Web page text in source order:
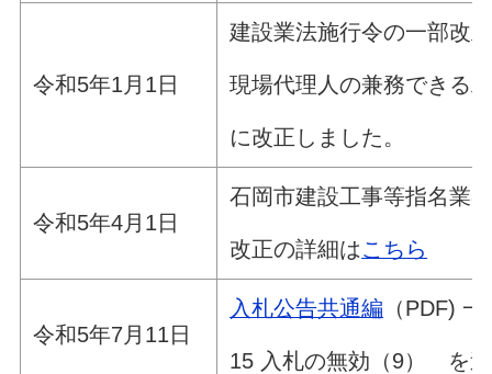
令和5年1月1日
建設業法施行令の一部改
現場代理人の兼務できる
に改正しました。
令和5年4月1日
石岡市建設工事等指名業
改正の詳細はこちら
令和5年7月11日
入札公告共通編 （PDF)
15 入札の無効（9） を